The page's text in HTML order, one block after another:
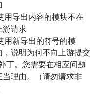
用导出内容的模块不在
游请求
用新导出的符号的模
说明为何不向上游提交
丁。您需要在相应问题
理由。（请勿请求非